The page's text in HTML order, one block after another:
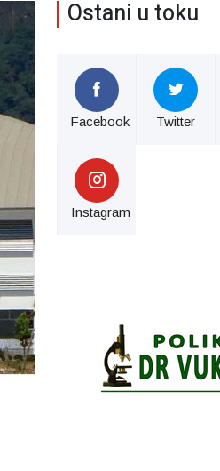
Ostani u toku
Facebook Twitter
Instagram